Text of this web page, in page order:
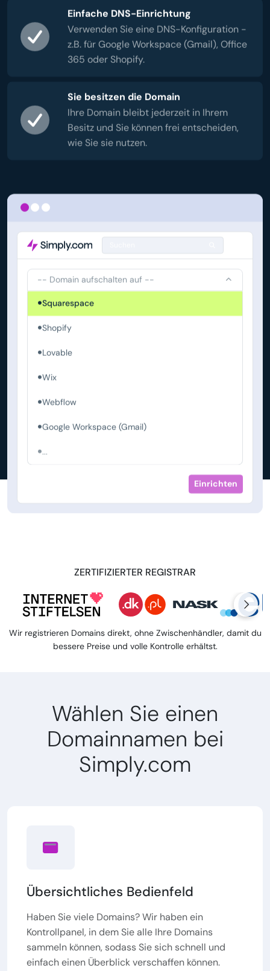
Einfache DNS-Einrichtung
Verwenden Sie eine DNS-Konfiguration -
z.B. für Google Workspace (Gmail), Office
365 oder Shopify.
Sie besitzen die Domain
Ihre Domain bleibt jederzeit in Ihrem
Besitz und Sie können frei entscheiden,
wie Sie sie nutzen.
-- Domain aufschalten auf --
Squarespace
Shopify
Lovable
Wix
Webflow
Google Workspace (Gmail)
...
Einrichten
ZERTIFIZIERTER REGISTRAR
Wir registrieren Domains direkt, ohne Zwischenhändler, damit du
bessere Preise und volle Kontrolle erhältst.
Wählen Sie einen
Domainnamen bei
Simply.com
Übersichtliches Bedienfeld
Haben Sie viele Domains? Wir haben ein
Kontrollpanel, in dem Sie alle Ihre Domains
sammeln können, sodass Sie sich schnell und
einfach einen Überblick verschaffen können.